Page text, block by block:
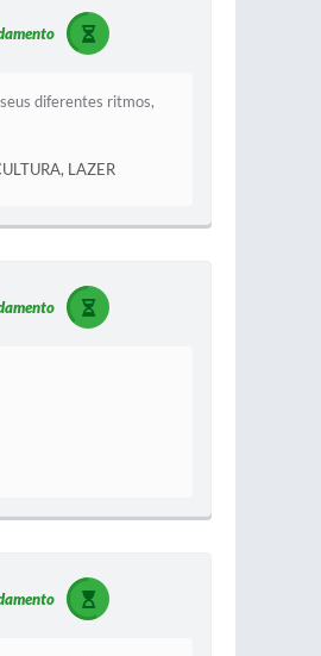
diferentes ritmos,
LAZER